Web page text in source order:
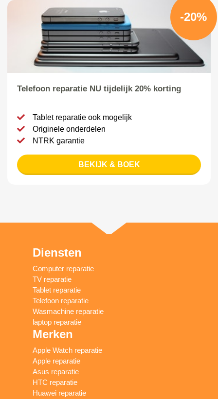
-20%
Telefoon reparatie NU tijdelijk 20% korting
Tablet reparatie ook mogelijk
Originele onderdelen
NTRK garantie
BEKIJK & BOEK
Diensten
Computer reparatie
TV reparatie
Tablet reparatie
Telefoon reparatie
Wasmachine reparatie
laptop reparatie
Merken
Apple Watch reparatie
Apple reparatie
Asus reparatie
HTC reparatie
Huawei reparatie